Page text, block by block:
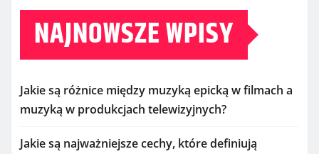
NAJNOWSZE WPISY
Jakie są różnice między muzyką epicką w filmach a
muzyką w produkcjach telewizyjnych?
Jakie są najważniejsze cechy, które definiują